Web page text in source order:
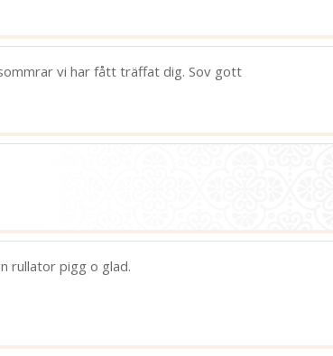
vi har fått träffat dig. Sov gott
rullator pigg o glad.